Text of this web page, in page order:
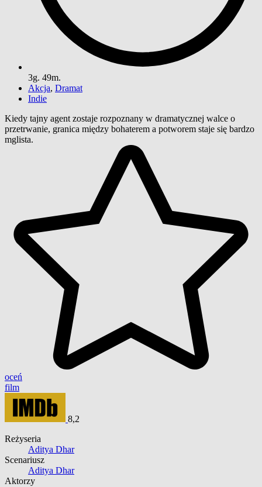
3g. 49m.
Akcja, Dramat
Indie
Kiedy tajny agent zostaje rozpoznany w dramatycznej walce o
przetrwanie, granica między bohaterem a potworem staje się bardzo
mglista.
oceń
film
8,2
Reżyseria
Aditya Dhar
Scenariusz
Aditya Dhar
Aktorzy